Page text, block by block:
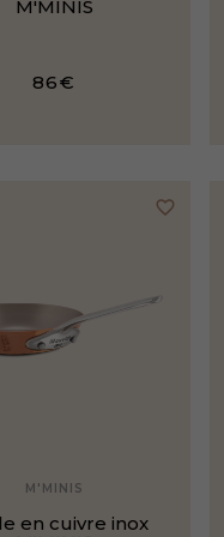
M'MINIS
86€
favorite_border
M'MINIS
en cuivre inox